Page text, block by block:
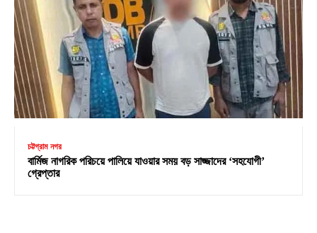
চট্টগ্রাম নগর
বার্মিজ নাগরিক পরিচয়ে পালিয়ে যাওয়ার সময় বড় সাজ্জাদের ‘সহযোগী’
গ্রেপ্তার